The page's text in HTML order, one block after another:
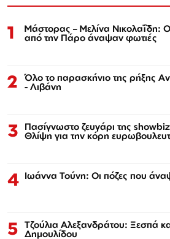
1 Μάστορας – Μελίνα Νικολαΐδη:
από την Πάρο άναψαν φωτιές
2 Όλο το παρασκήνιο της ρήξης
- Λιβάνη
3 Πασίγνωστο ζευγάρι της
Θλίψη για την κόρη
4 Ιωάννα Τούνη: Οι πόζες που
5 Τζούλια Αλεξανδράτου: Ξεσπά
Δημουλίδου